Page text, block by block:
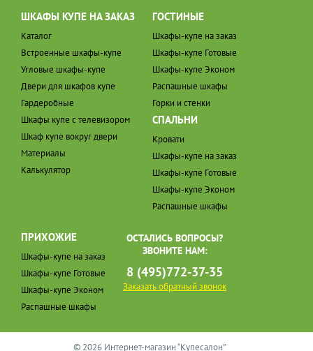
ШКАФЫ КУПЕ НА ЗАКАЗ
Каталог
Встроенные шкафы-купе
Угловые шкафы-купе
Двери для шкафов купе
Гардеробные
Шкафы купе с телевизором
Шкаф купе вокруг двери
Материалы
Калькулятор
ГОСТИНЫЕ
Шкафы-купе на заказ
Шкафы-купе Готовые
Шкафы-купе Эконом
Распашные шкафы
Горки и стенки
СПАЛЬНИ
Кровати
Шкафы-купе на заказ
Шкафы-купе Готовые
Шкафы-купе Эконом
Распашные шкафы
ПРИХОЖИЕ
Шкафы-купе на заказ
Шкафы-купе Готовые
Шкафы-купе Эконом
Распашные шкафы
ОСТАЛИСЬ ВОПРОСЫ?
ЗВОНИТЕ НАМ:
8 (495)772-37-35
Заказать обратный звонок
© 2026 Интернет-магазин “Купесалон”